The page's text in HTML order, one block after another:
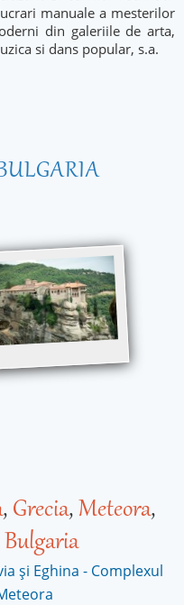
manuale a mesterilor
din galeriile de arta,
si dans popular, s.a.
, Grecia,Meteora,
Bulgaria
și Eghina - Complexul